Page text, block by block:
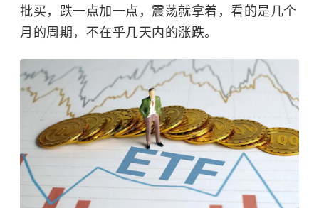
批买，跌一点加一点，震荡就拿着，看的是几个
月的周期，不在乎几天内的涨跌。